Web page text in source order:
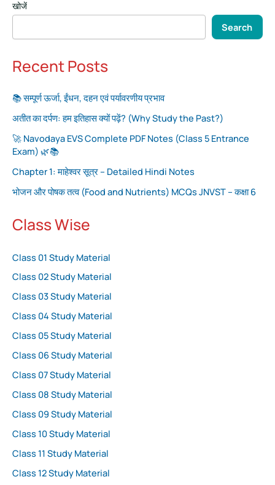
खोजें
Search
Recent Posts
📚 सम्पूर्ण ऊर्जा, ईंधन, दहन एवं पर्यावरणीय प्रभाव
अतीत का दर्पण: हम इतिहास क्यों पढ़ें? (Why Study the Past?)
🚀 Navodaya EVS Complete PDF Notes (Class 5 Entrance
Exam) 🌿📚
Chapter 1: माहेश्वर सूत्र – Detailed Hindi Notes
भोजन और पोषक तत्व (Food and Nutrients) MCQs JNVST – कक्षा 6
Class Wise
Class 01 Study Material
Class 02 Study Material
Class 03 Study Material
Class 04 Study Material
Class 05 Study Material
Class 06 Study Material
Class 07 Study Material
Class 08 Study Material
Class 09 Study Material
Class 10 Study Material
Class 11 Study Material
Class 12 Study Material